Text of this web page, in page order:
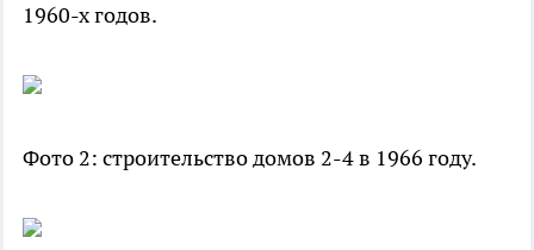
1960-х годов.
Фото 2: строительство домов 2-4 в 1966 году.